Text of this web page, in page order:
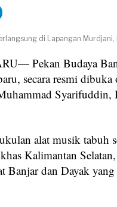
di Lapangan
Pekan Budaya
secara resmi dibuka
Syarifuddin,
alat musik tabuh
Kalimantan
Banjar dan Dayak